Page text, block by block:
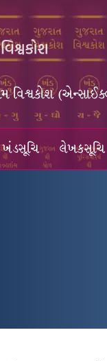
વિશ્વકોશ
ખંડસૂચિ લેખકસૂચિ